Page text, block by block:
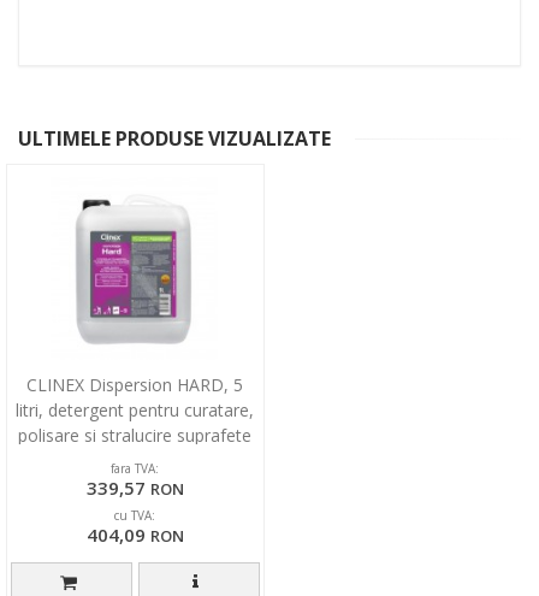
ULTIMELE PRODUSE VIZUALIZATE
CLINEX Dispersion HARD, 5
litri, detergent pentru curatare,
polisare si stralucire suprafete
rigide
fara TVA:
339,57 RON
cu TVA:
404,09 RON